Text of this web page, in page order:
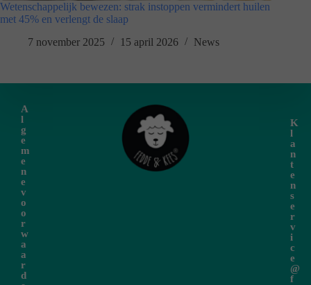
Wetenschappelijk bewezen: strak instoppen vermindert huilen
met 45% en verlengt de slaap
7 november 2025
15 april 2026 News
A
l
g
e
m
e
n
e
v
o
o
r
w
a
a
r
d
K
l
a
n
t
e
n
s
e
r
v
i
c
e
@
f